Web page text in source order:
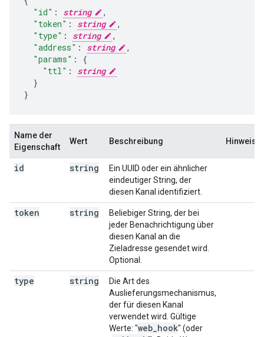
"id" : string
,
"token" : string
,
"type" : string
,
"address" : string
,
"params" :
"ttl" :
string
}
}
Name der
Eigenschaft
Wert Beschreibung Hinweise
id string
Ein UUID oder ein ähnlicher
eindeutiger String, der
diesen Kanal identifiziert.
token string
Beliebiger String, der bei
jeder Benachrichtigung über
diesen Kanal an die
Zieladresse gesendet wird.
Optional.
type string
Die Art des
Auslieferungsmechanismus,
der für diesen Kanal
verwendet wird. Gültige
Werte: "web hook" (oder